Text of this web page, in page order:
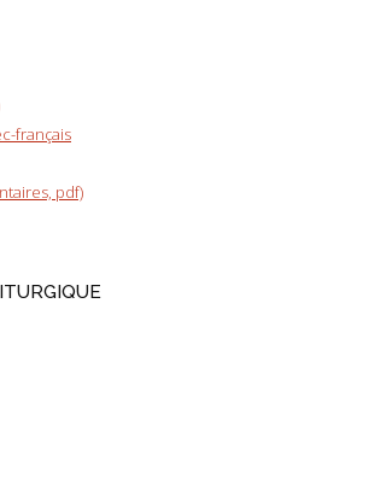
français
pdf)